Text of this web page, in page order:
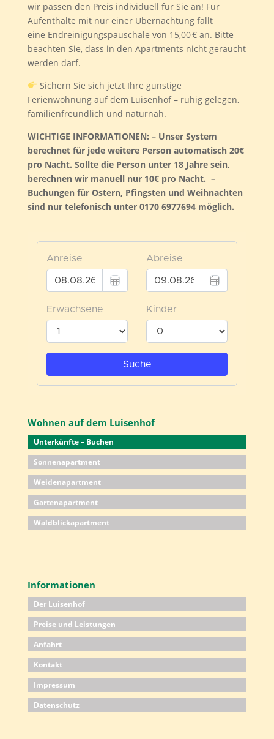
wir passen den Preis individuell für Sie an! Für
Aufenthalte mit nur einer Übernachtung fällt
eine Endreinigungspauschale von 15,00 € an. Bitte
beachten Sie, dass in den Apartments nicht geraucht
werden darf.
Sichern Sie sich jetzt Ihre günstige
Ferienwohnung auf dem Luisenhof – ruhig gelegen,
familienfreundlich und naturnah.
WICHTIGE INFORMATIONEN: – Unser System
berechnet für jede weitere Person automatisch 20€
pro Nacht. Sollte die Person unter 18 Jahre sein,
berechnen wir manuell nur 10€ pro Nacht. –
Buchungen für Ostern, Pfingstenund Weihnachten
sind nurtelefonisch unter 0170 6977694 möglich.
Wohnen auf dem Luisenhof
Unterkünfte – Buchen
Sonnenapartment
Weidenapartment
Gartenapartment
Waldblickapartment
Informationen
Der Luisenhof
Preise und Leistungen
Anfahrt
Kontakt
Impressum
Datenschutz